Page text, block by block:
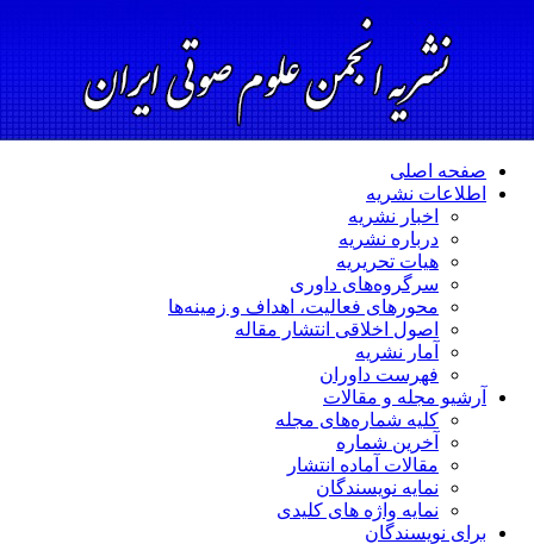
صفحه اصلی
اطلاعات نشریه
اخبار نشریه
درباره نشریه
هیات تحریریه
سرگروه‌های داوری
محورهای فعالیت، اهداف و زمینه‌ها
اصول اخلاقی انتشار مقاله
آمار نشریه
فهرست داوران
آرشیو مجله و مقالات
کلیه شماره‌های مجله
آخرین شماره
مقالات آماده انتشار
نمایه نویسندگان
نمایه واژه های کلیدی
برای نویسندگان